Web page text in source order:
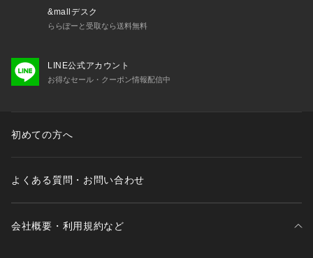
トに収納すれば、街中を散策する際にも手軽に持ち物にアクセ
スできます。 Del Díaコレクションの一つであるTodo 22Lは、
Features
＜外側仕様＞
・ジッパー開閉式
&mallデスク
ららぽーと受取なら送料無料
LINE公式アカウント
お得なセール・クーポン情報配信中
初めての方へ
よくある質問・お問い合わせ
会社概要・利用規約など